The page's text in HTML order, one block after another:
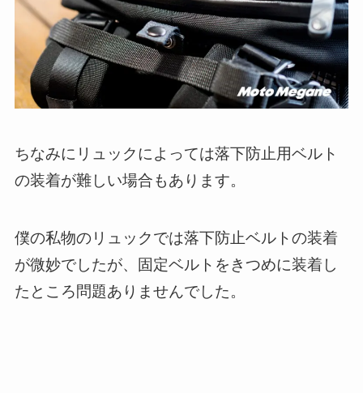
ちなみにリュックによっては落下防止用ベルト
の装着が難しい場合もあります。
僕の私物のリュックでは落下防止ベルトの装着
が微妙でしたが、固定ベルトをきつめに装着し
たところ問題ありませんでした。